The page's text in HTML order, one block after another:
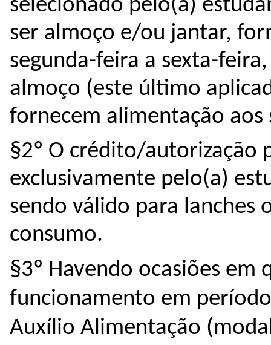
selecionado pelo(a)
ser almoço e/ou jantar,
segunda-feira a sexta-
almoço (este último
fornecem alimentação aos
§2º O crédito/autorização
exclusivamente pelo(a)
sendo válido para
consumo.
§3º Havendo ocasiões em
funcionamento em
Auxílio Alimentação